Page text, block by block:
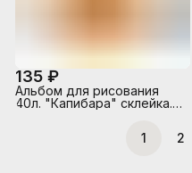
135 ₽
Альбом для рисования
40л. "Капибара" склейка.
1 2